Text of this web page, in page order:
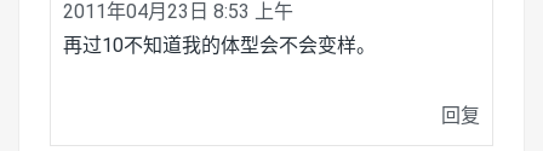
2011年04月23日 8:53 上午
再过10不知道我的体型会不会变样。
回复